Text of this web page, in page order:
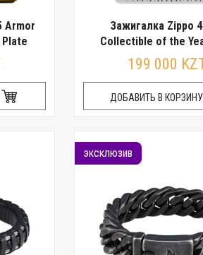
Armor
Зажигалка Zippo
Collectible of the
199 000
ДОБАВИТЬ В КОРЗИНУ
эксклюзив